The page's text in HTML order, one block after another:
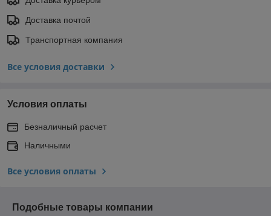
Доставка почтой
Транспортная компания
Все условия доставки
Условия оплаты
Безналичный расчет
Наличными
Все условия оплаты
Подобные товары компании